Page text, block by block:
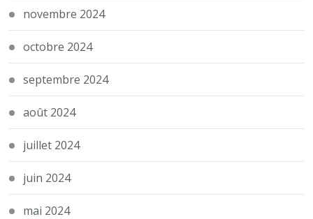
novembre 2024
octobre 2024
septembre 2024
août 2024
juillet 2024
juin 2024
mai 2024